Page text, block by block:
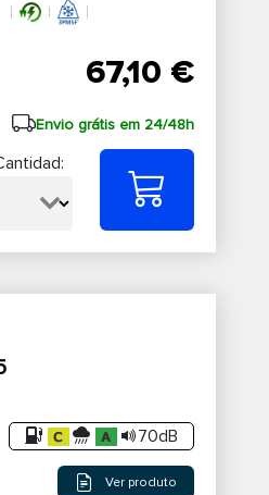
67,10 €
Envio grátis em 24/48h
70dB
Ver produto